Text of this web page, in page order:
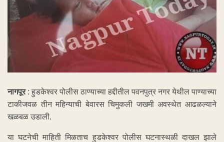
नागपूर : हुडकेश्वर पोलीस ठाण्याच्या हद्दीतील पवनपुत्र नगर येथील पाण्याच्या
टाकीजवळ तीन महिन्याची बेवारस चिमुकली जखमी अवस्थेत आढळल्याने
खळबळ उडाली.
या घटनेची माहिती मिळताच हुडकेश्वर पोलीस घटनास्थळी दाखल झाले